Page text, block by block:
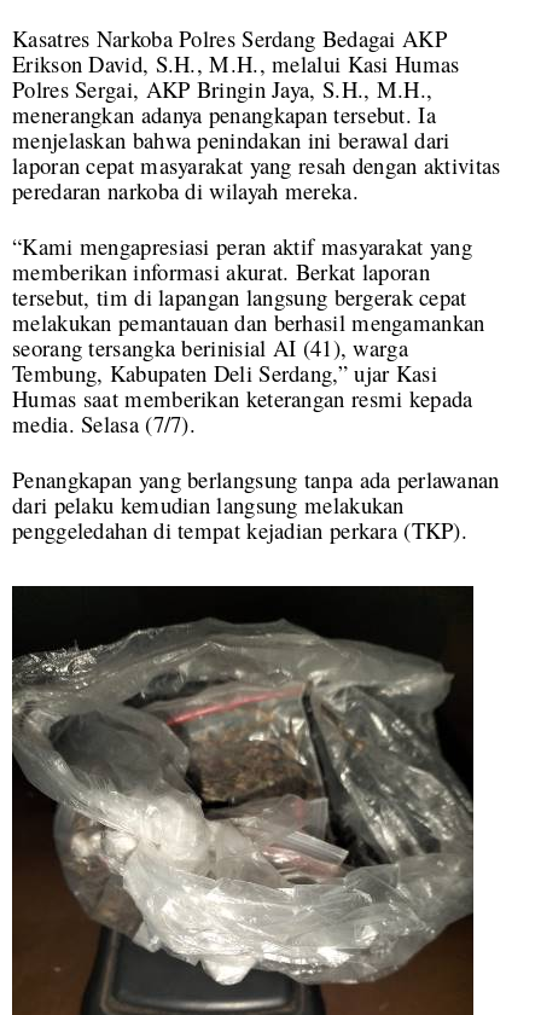
Kasatres Narkoba Polres Serdang Bedagai AKP
Erikson David, S.H., M.H., melalui Kasi Humas
Polres Sergai, AKP Bringin Jaya, S.H., M.H.,
menerangkan adanya penangkapan tersebut. Ia
menjelaskan bahwa penindakan ini berawal dari
laporan cepat masyarakat yang resah dengan aktivitas
peredaran narkoba di wilayah mereka.
“Kami mengapresiasi peran aktif masyarakat yang
memberikan informasi akurat. Berkat laporan
tersebut, tim di lapangan langsung bergerak cepat
melakukan pemantauan dan berhasil mengamankan
seorang tersangka berinisial AI (41), warga
Tembung, Kabupaten Deli Serdang,” ujar Kasi
Humas saat memberikan keterangan resmi kepada
media. Selasa (7/7).
Penangkapan yang berlangsung tanpa ada perlawanan
dari pelaku kemudian langsung melakukan
penggeledahan di tempat kejadian perkara (TKP).